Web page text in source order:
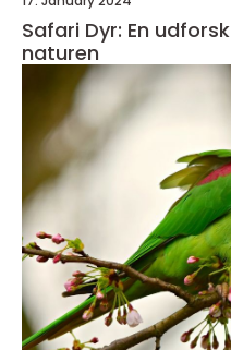
Safari Dyr: En
naturen